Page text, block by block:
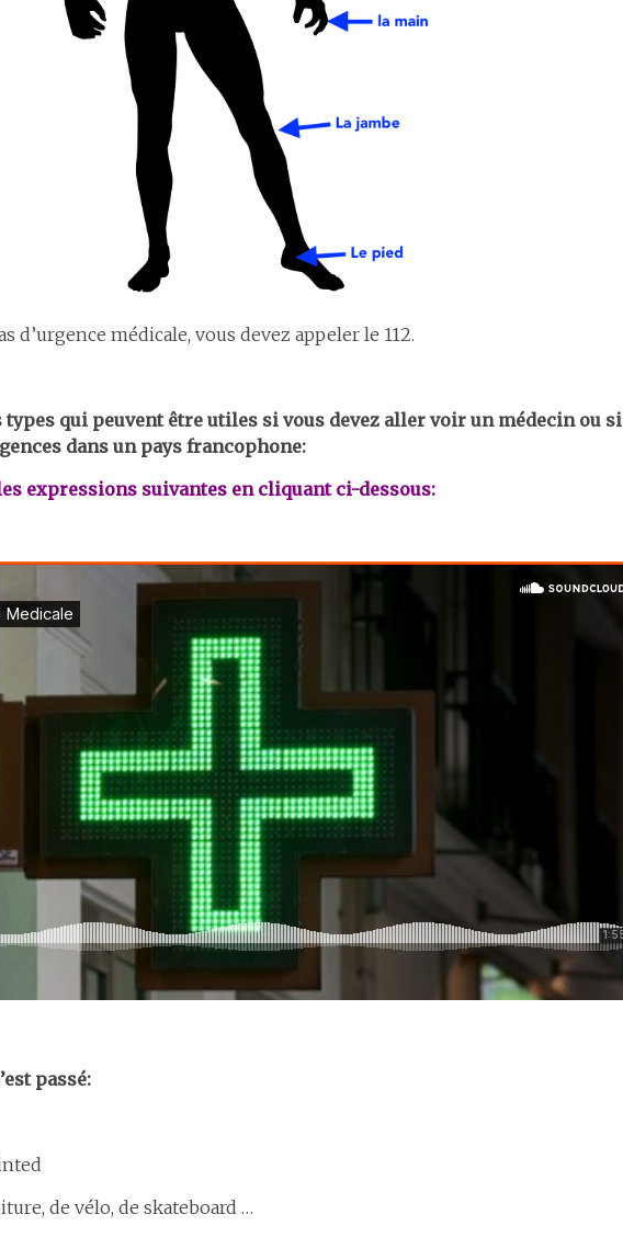
d’urgence médicale, vous devez appeler le 112.
qui peuvent être utiles si vous devez aller voir un médecin ou si
dans un pays francophone:
expressions suivantes en cliquant ci-dessous:
passé:
de vélo, de skateboard …